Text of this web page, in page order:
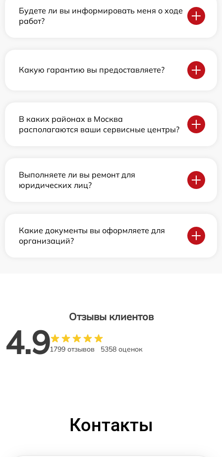
Будете ли вы информировать меня о ходе
работ?
Какую гарантию вы предоставляете?
В каких районах в Москва
располагаются ваши сервисные центры?
Выполняете ли вы ремонт для
юридических лиц?
Какие документы вы оформляете для
организаций?
Отзывы клиентов
4.91799 отзывов 5358 оценок
Контакты